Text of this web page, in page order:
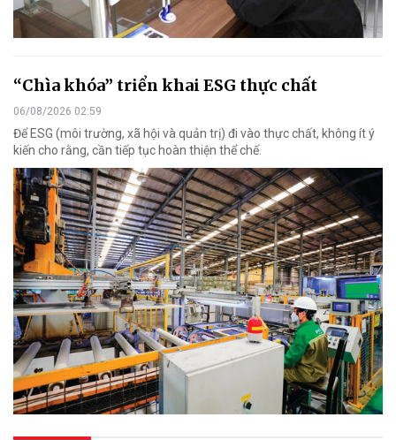
“Chìa khóa” triển khai ESG thực chất
06/08/2026 02:59
Để ESG (môi trường, xã hội và quản trị) đi vào thực chất, không ít ý
kiến cho rằng, cần tiếp tục hoàn thiện thể chế.